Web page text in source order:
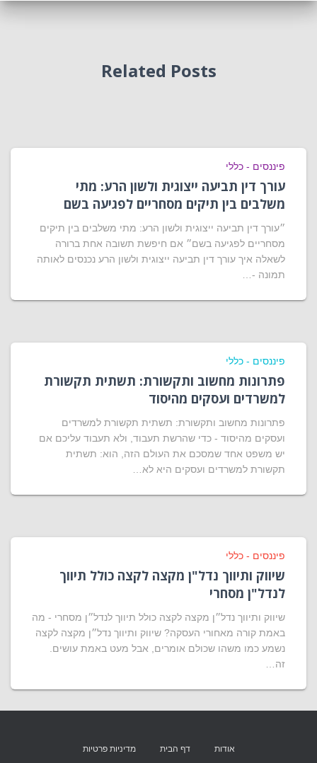
Related Posts
פיננסים - כללי
עורך דין תביעה ייצוגית ולשון הרע: מתי
משלבים בין תיקים מסחריים לפגיעה בשם
״עורך דין תביעה ייצוגית ולשון הרע: מתי משלבים בין תיקים
מסחריים לפגיעה בשם״ אם חיפשת תשובה אחת ברורה
לשאלה איך עורך דין תביעה ייצוגית ולשון הרע נכנסים לאותה
תמונה -…
פיננסים - כללי
פתרונות מחשוב ותקשורת: תשתית תקשורת
למשרדים ועסקים מהיסוד
פתרונות מחשוב ותקשורת: תשתית תקשורת למשרדים
ועסקים מהיסוד - כדי שהרשת תעבוד, ולא תעבוד עליכם אם
יש משפט אחד שמסכם את העולם הזה, הוא: תשתית
תקשורת למשרדים ועסקים היא לא…
פיננסים - כללי
שיווק ותיווך נדל"ן מקצה לקצה כולל תיווך
לנדל"ן מסחרי
שיווק ותיווך נדל״ן מקצה לקצה כולל תיווך לנדל״ן מסחרי - מה
באמת קורה מאחורי העסקה? שיווק ותיווך נדל״ן מקצה לקצה
נשמע כמו משהו שכולם אומרים, אבל מעט באמת עושים.
זה…
אודות דף הבית מדיניות פרטיות